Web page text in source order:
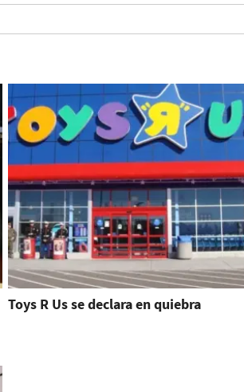
Toys R Us se declara en quiebra